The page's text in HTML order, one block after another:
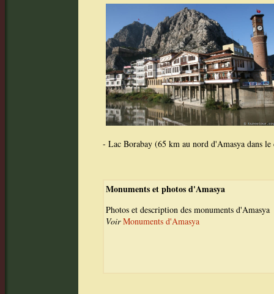
- Lac Borabay (65 km au nord d'Amasya dans
Monuments et photos d'Amasya
Photos et description des monuments d'Amasya
VoirMonuments d'Amasya